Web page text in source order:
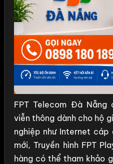
FPT Telecom Đà
viễn thông dành cho hộ
nghiệp như Internet
mới, Truyền hình FPT
hàng có thể tham khảo